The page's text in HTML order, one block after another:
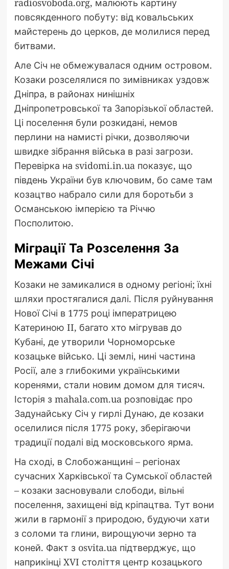
radiosvoboda.org, малюють картину
повсякденного побуту: від ковальських
майстерень до церков, де молилися перед
битвами.
Але Січ не обмежувалася одним островом.
Козаки розселялися по зимівниках уздовж
Дніпра, в районах нинішніх
Дніпропетровської та Запорізької областей.
Ці поселення були розкидані, немов
перлини на намисті річки, дозволяючи
швидке зібрання війська в разі загрози.
Перевірка на svidomi.in.ua показує, що
південь України був ключовим, бо саме там
козацтво набрало сили для боротьби з
Османською імперією та Річчю
Посполитою.
Міграції Та Розселення За
Межами Січі
Козаки не замикалися в одному регіоні; їхні
шляхи простягалися далі. Після руйнування
Нової Січі в 1775 році імператрицею
Катериною II, багато хто мігрував до
Кубані, де утворили Чорноморське
козацьке військо. Ці землі, нині частина
Росії, але з глибокими українськими
коренями, стали новим домом для тисяч.
Історія з mahala.com.ua розповідає про
Задунайську Січ у гирлі Дунаю, де козаки
оселилися після 1775 року, зберігаючи
традиції подалі від московського ярма.
На сході, в Слобожанщині – регіонах
сучасних Харківської та Сумської областей
– козаки засновували слободи, вільні
поселення, захищені від кріпацтва. Тут вони
жили в гармонії з природою, будуючи хати
з соломи та глини, вирощуючи зерно та
коней. Факт з osvita.ua підтверджує, що
наприкінці XVI століття центр козацького